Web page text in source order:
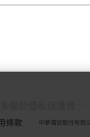
條款 中華電信股份有